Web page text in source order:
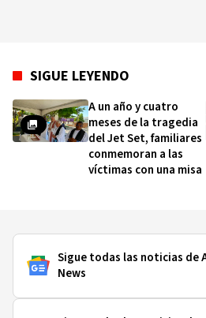
SIGUE LEYENDO
A un año y cuatro
meses de la tragedia
del Jet Set, familiares
conmemoran a las
víctimas con una misa
Sigue todas las noticias de
News